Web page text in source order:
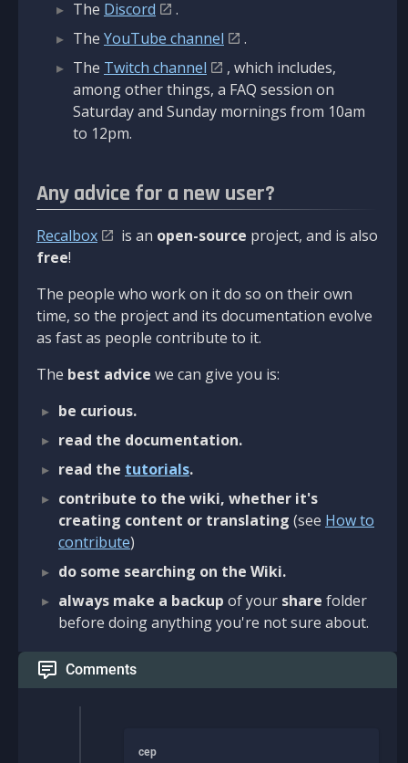
The Discord
.
The YouTube channel
.
The Twitch channel
, which includes,
among other things, a FAQ session on
Saturday and Sunday mornings from 10am
to 12pm.
Any advice for a new user?
Recalbox is an open-source project, and is also
free!
The people who work on it do so on their own
time, so the project and its documentation evolve
as fast as people contribute to it.
The best advice we can give you is:
be curious.
read the documentation.
read the tutorials.
contribute to the wiki, whether it's
creating content or translating (see How to
contribute)
do some searching on the Wiki.
always make a backup of your share folder
before doing anything you're not sure about.
Comments
cep